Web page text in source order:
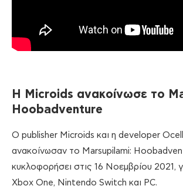
Η Microids ανακοίνωσε το
Hoobadventure
Ο publisher Microids και η developer
ανακοίνωσαν το Marsupilami:
κυκλοφορήσει στις 16 Νοεμβρίου 2021,
Xbox One, Nintendo Switch και PC.